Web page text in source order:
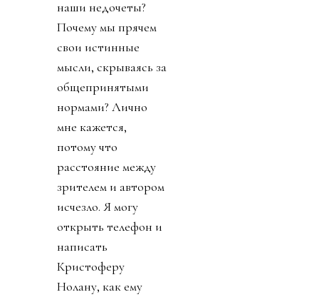
наши недочеты?
Почему мы прячем
свои истинные
мысли, скрываясь за
общепринятыми
нормами? Лично
мне кажется,
потому что
расстояние между
зрителем и автором
исчезло. Я могу
открыть телефон и
написать
Кристоферу
Нолану, как ему